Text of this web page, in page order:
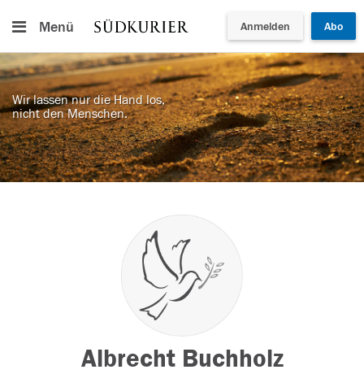
Menü Anmelden Abo
Wir lassen nur die Hand los,
nicht den Menschen.
Albrecht Buchholz